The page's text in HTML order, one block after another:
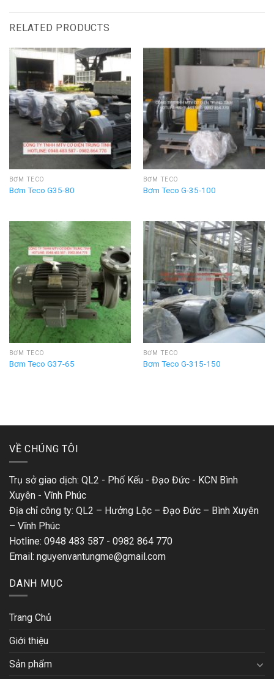
RELATED PRODUCTS
BƠM TECO
Bơm Teco G35-80
BƠM TECO
Bơm Teco G-35-100
BƠM TECO
Bơm Teco G37-65
BƠM TECO
Bơm Teco G-315-150
VỀ CHÚNG TÔI
Trụ sở giao dịch: QL2 - Phố Kếu - Đạo Đức - KCN Bình
Xuyên - Vĩnh Phúc
Địa chỉ công ty: QL2 – Hưởng Lộc – Đạo Đức – Bình Xuyên
– Vĩnh Phúc
Hotline: 0948 483 587 - 0982 864 770
Email: nguyenvantungme@gmail.com
DANH MỤC
Trang Chủ
Giới thiệu
Sản phẩm